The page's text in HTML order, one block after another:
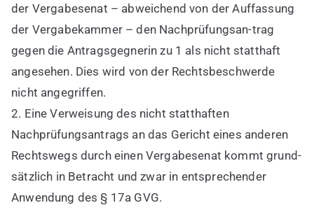
der Vergabesenat – abweichend von der Auffassung
der Vergabekammer – den Nachprüfungsan-trag
gegen die Antragsgegnerin zu 1 als nicht statthaft
angesehen. Dies wird von der Rechtsbeschwerde
nicht angegriffen.
2. Eine Verweisung des nicht statthaften
Nachprüfungsantrags an das Gericht eines anderen
Rechtswegs durch einen Vergabesenat kommt grund-
sätzlich in Betracht und zwar in entsprechender
Anwendung des § 17a GVG.